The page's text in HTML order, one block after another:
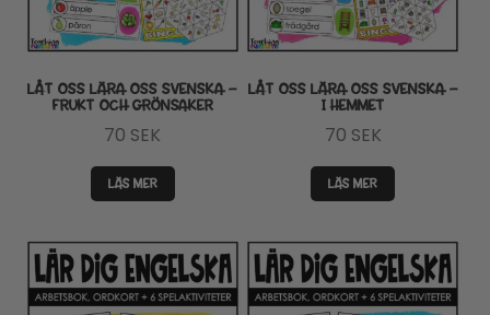
LICENSER
EXPANDERA
UNDERMENY
LÅT OSS LÄRA OSS SVENSKA –
FRUKT OCH GRÖNSAKER
70 SEK
LÄS MER
LÅT OSS LÄRA OSS SVENSKA –
I HEMMET
70 SEK
LÄS MER